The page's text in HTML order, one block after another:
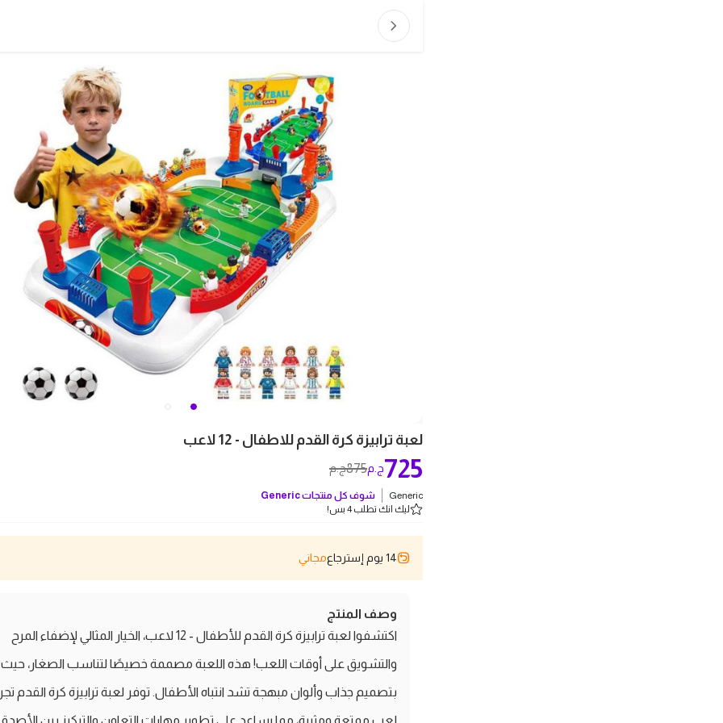
لعبة ترابيزة كرة القدم للاطفال - 12 لاعب
875ج.م 725ج.م
Generic شوف كل منتجاتGeneric
ليك انك تطلب 4 بس!
14 يوم إسترجاع مجاني
وصف المنتج
اكتشفوا لعبة ترابيزة كرة القدم للأطفال - 12 لاعب، الخيار المثالي لإضفاء المرح
والتشويق على أوقات اللعب! هذه اللعبة مصممة خصيصًا لتناسب الصغار، حيث
بتصميم جذاب وألوان مبهجة تشد انتباه الأطفال. توفر لعبة ترابيزة كرة القدم
لعب ممتعة ومثيرة، مما يساعد على تطوير مهارات التعاون والتركيز بين